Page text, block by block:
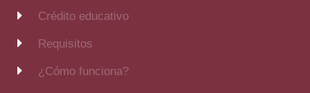
Crédito educativo
Requisitos
¿Cómo funciona?